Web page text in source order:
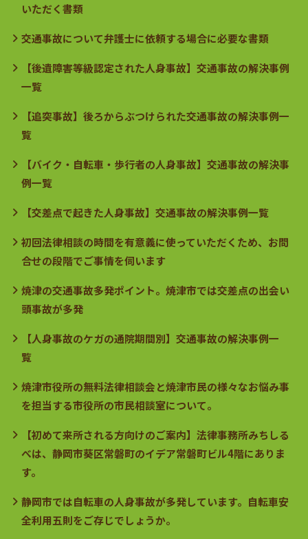
いただく書類
交通事故について弁護士に依頼する場合に必要な書類
【後遺障害等級認定された人身事故】交通事故の解決事例
一覧
【追突事故】後ろからぶつけられた交通事故の解決事例一
覧
【バイク・自転車・歩行者の人身事故】交通事故の解決事
例一覧
【交差点で起きた人身事故】交通事故の解決事例一覧
初回法律相談の時間を有意義に使っていただくため、お問
合せの段階でご事情を伺います
焼津の交通事故多発ポイント。焼津市では交差点の出会い
頭事故が多発
【人身事故のケガの通院期間別】交通事故の解決事例一
覧
焼津市役所の無料法律相談会と焼津市民の様々なお悩み事
を担当する市役所の市民相談室について。
【初めて来所される方向けのご案内】法律事務所みちしる
べは、静岡市葵区常磐町のイデア常磐町ビル4階にありま
す。
静岡市では自転車の人身事故が多発しています。自転車安
全利用五則をご存じでしょうか。